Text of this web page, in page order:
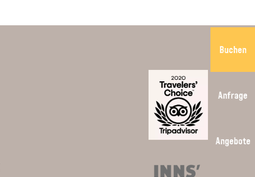
Buchen
Anfrage
Angebote